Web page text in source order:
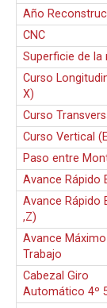
Año
CNC
Superficie de la
Curso
X)
Curso
Curso Vertical
Paso entre
Avance Rápido
Avance Rápido
,Z)
Avance
Trabajo
Cabezal Giro
Automático 4º